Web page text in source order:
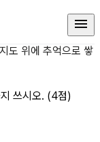
세 페이지
도 위에 추억으로 쌓
쓰시오. (4점)